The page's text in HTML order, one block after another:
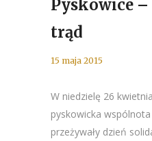
Pyskowice
trąd
15 maja 2015
W niedzielę 26
pyskowicka
przeżywały dzień